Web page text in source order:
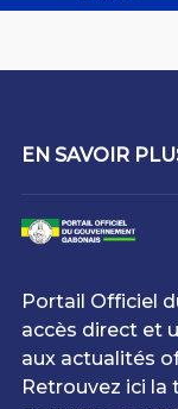
EN SAVOIR
Portail Officiel
accès direct et
aux actualités
Retrouvez ici la